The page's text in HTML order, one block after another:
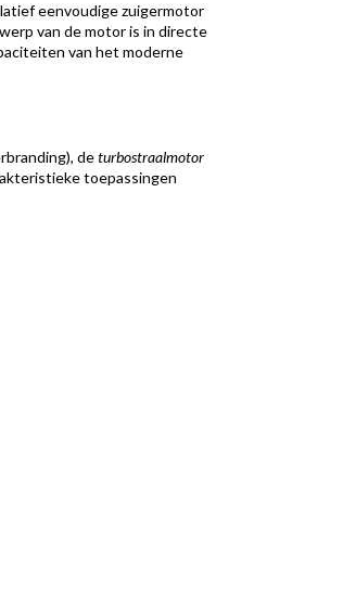
eenvoudige zuigermotor
van de motor is in directe
van het moderne
deturbostraalmotor
toepassingen